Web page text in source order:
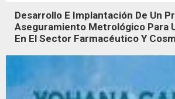
Desarrollo E Implantación De Un
Aseguramiento Metrológico Para
En El Sector Farmacéutico Y